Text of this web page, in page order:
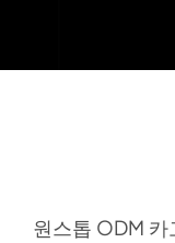
원스톱 ODM